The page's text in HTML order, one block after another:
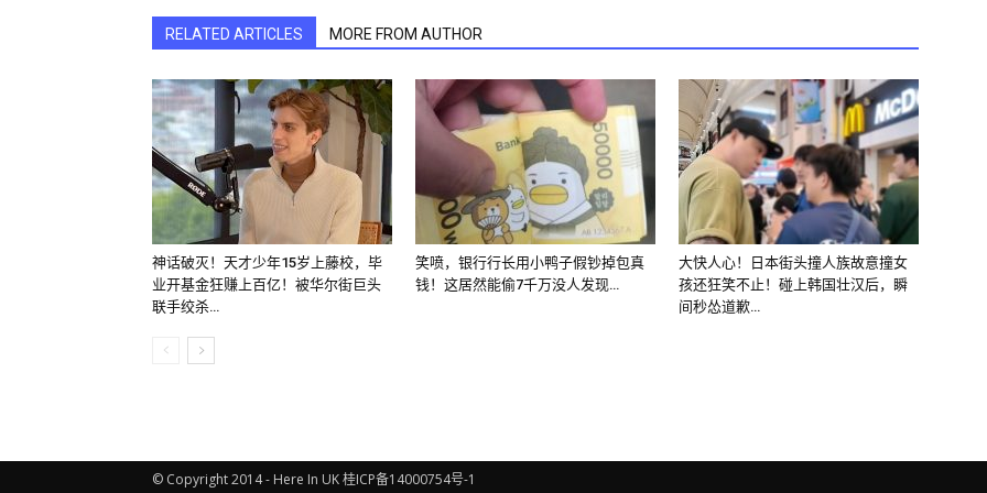
RELATED ARTICLES MORE FROM AUTHOR
神话破灭！天才少年15岁上藤校，毕
业开基金狂赚上百亿！被华尔街巨头
联手绞杀…
笑喷，银行行长用小鸭子假钞掉包真
钱！这居然能偷7千万没人发现…
大快人心！日本街头撞人族故意撞女
孩还狂笑不止！碰上韩国壮汉后，瞬
间秒怂道歉…
© Copyright 2014 - Here In UK 桂ICP备14000754号-1